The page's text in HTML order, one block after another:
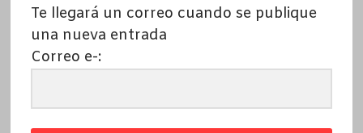
Te llegará un correo cuando se publique
una nueva entrada
Correo e-: